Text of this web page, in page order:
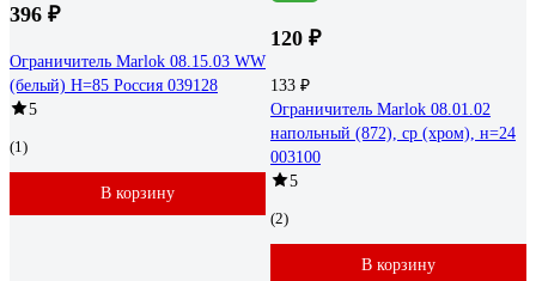
396 ₽
Ограничитель Marlok 08.15.03 WW
(белый) H=85 Россия 039128
5
(1)
В корзину
120 ₽
133 ₽
Ограничитель Marlok 08.01.02
напольный (872), cp (хром), н=24
003100
5
(2)
В корзину